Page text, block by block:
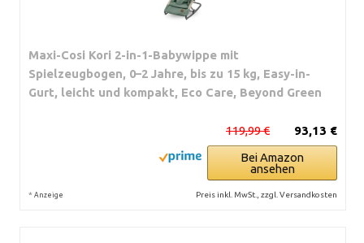
Maxi-Cosi Kori 2-in-1-Babywippe mit
Spielzeugbogen, 0–2 Jahre, bis zu 15 kg, Easy-in-
Gurt, leicht und kompakt, Eco Care, Beyond Green
93,13 €
119,99 €
Bei Amazon
ansehen
* Anzeige Preis inkl. MwSt., zzgl. Versandkosten